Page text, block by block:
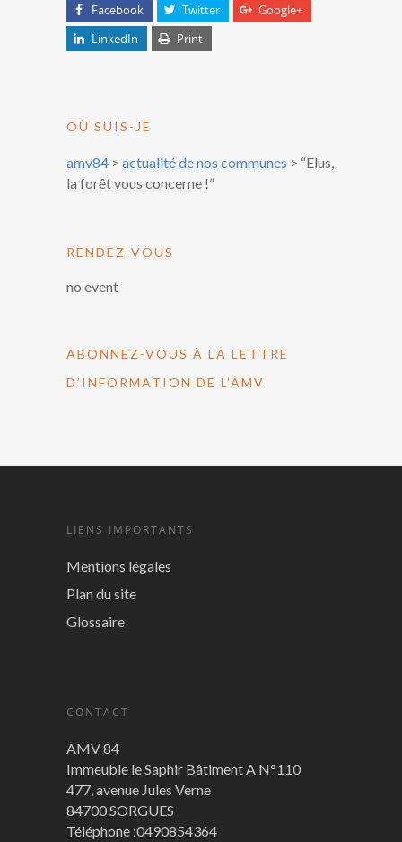
Facebook Twitter
Google+
LinkedIn
Print
OÙ SUIS-JE
amv84 > actualité de nos communes > “Elus,
la forêt vous concerne !”
RENDEZ-VOUS
no event
ABONNEZ-VOUS À LA LETTRE
D’INFORMATION DE L’AMV
LIENS IMPORTANTS
Mentions légales
Plan du site
Glossaire
CONTACT
AMV 84
Immeuble le Saphir Bâtiment A N°110
477, avenue Jules Verne
84700 SORGUES
Téléphone :0490854364